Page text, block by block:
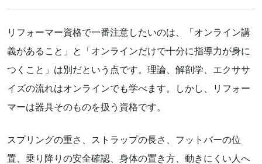
リフォーマー資格で一番注意したいのは、「オンライン講
義があること」と「オンラインだけで十分に指導力が身に
つくこと」は別だという点です。理論、解剖学、エクササ
イズの流れはオンラインでも学べます。しかし、リフォー
マーは器具そのものを扱う資格です。
スプリングの重さ、ストラップの長さ、フットバーの位
置、乗り降りの安全確認、身体の置き方、動きにくい人へ